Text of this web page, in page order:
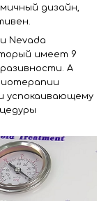
дизайн,
Nevada
имеет 9
А
успокаивающему